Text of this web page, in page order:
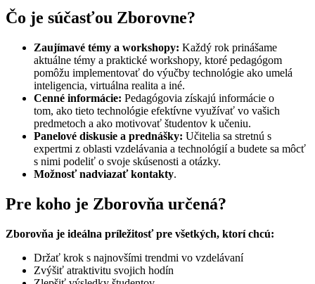
Čo je súčasťou Zborovne?
Zaujímavé témy a workshopy: Každý rok prinášame
aktuálne témy a praktické workshopy, ktoré pedagógom
pomôžu implementovať do výučby technológie ako umelá
inteligencia, virtuálna realita a iné.
Cenné informácie: Pedagógovia získajú informácie o
tom, ako tieto technológie efektívne využívať vo vašich
predmetoch a ako motivovať študentov k učeniu.
Panelové diskusie a prednášky: Učitelia sa stretnú s
expertmi z oblasti vzdelávania a technológií a budete sa môcť
s nimi podeliť o svoje skúsenosti a otázky.
Možnosť nadviazať kontakty.
Pre koho je Zborovňa určená?
Zborovňa je ideálna príležitosť pre všetkých, ktorí chcú:
Držať krok s najnovšími trendmi vo vzdelávaní
Zvýšiť atraktivitu svojich hodín